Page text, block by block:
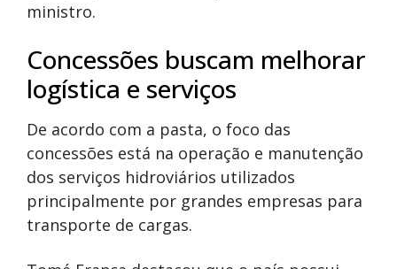
ministro.
Concessões buscam melhorar
logística e serviços
De acordo com a pasta, o foco das
concessões está na operação e manutenção
dos serviços hidroviários utilizados
principalmente por grandes empresas para
transporte de cargas.